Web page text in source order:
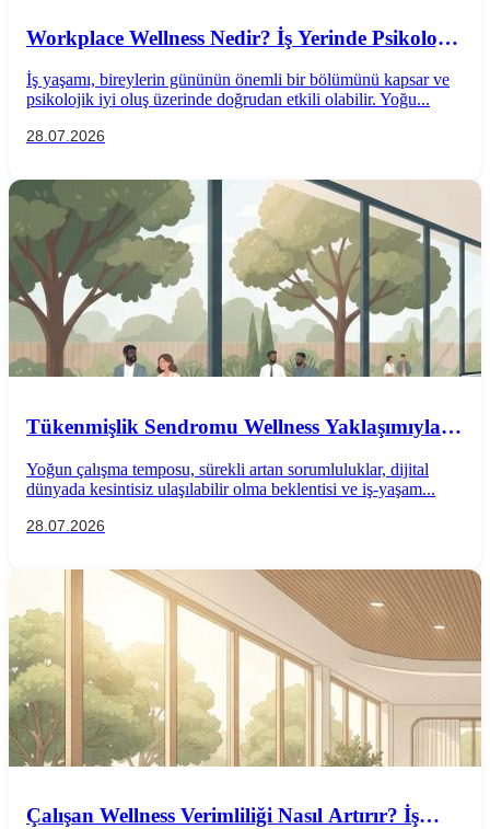
Workplace Wellness Nedir? İş Yerinde Psikolojik
İş yaşamı, bireylerin gününün önemli bir bölümünü kapsar ve
psikolojik iyi oluş üzerinde doğrudan etkili olabilir. Yoğu...
28.07.2026
Tükenmişlik Sendromu Wellness Yaklaşımıyla
Yoğun çalışma temposu, sürekli artan sorumluluklar, dijital
dünyada kesintisiz ulaşılabilir olma beklentisi ve iş-yaşam...
28.07.2026
Çalışan Wellness Verimliliği Nasıl Artırır? İş